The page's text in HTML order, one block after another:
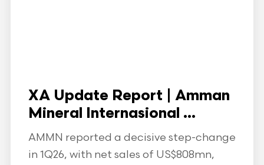
XA Update Report | Amman
Mineral Internasional ...
AMMN reported a decisive step-change
in 1Q26, with net sales of US$808mn,